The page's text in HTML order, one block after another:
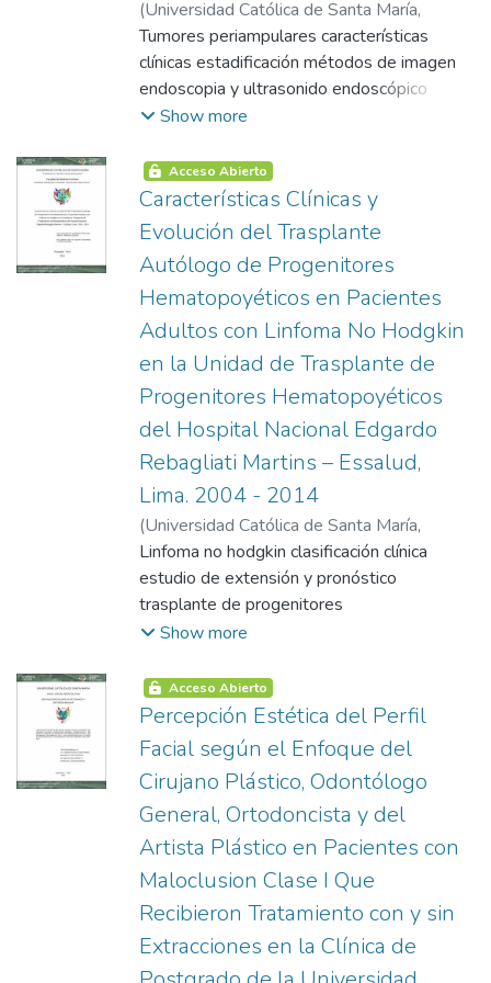
informatografia, así como los Anexos
correspondientes.
reacciones alérgicas manejo odontológico
en reacciones alérgicas complicaciones en
reacciones alérgicas factores de riesgo en
malformaciones congénitas tipos de
malformaciones congénitas malformaciones
de la anestesia general periodos y planos
anestésicos evaluación preoperatoria del
paciente agentes anestésicos generales
anestésicos generales inhalatorios agentes
anestésicos parenterales
(Universidad Católica de Santa María,
2015-01-07)Nuñez Pacheco, Renzo Omar
Tumores periampulares características
clínicas estadificación métodos de imagen
endoscopia y ultrasonido endoscópico
tomografía computada multidetector
colangiopancreatografía dificultades para el
diagnóstico carcinoma ampular carcinoma
pancreático carcinomas del conducto biliar
inferiorcolangiocarcinoma carcinoma
duodenal periampular duodeno
pancreatectomia cefálica : cirugía de
Whipple resección pancreática
reconstrucción pancreática
Show more
Acceso Abierto
Características Clínicas y
Evolución del Trasplante
Autólogo de Progenitores
Hematopoyéticos en Pacientes
Adultos con Linfoma No Hodgkin
en la Unidad de Trasplante de
Progenitores Hematopoyéticos
del Hospital Nacional Edgardo
Rebagliati Martins – Essalud,
Lima. 2004 - 2014
(Universidad Católica de Santa María,
2015-01-07)Mendoza Quispe, Magali
Linfoma no hodgkin clasificación clínica
estudio de extensión y pronóstico
trasplante de progenitores
hematopoyeticos conceptos de referencia
hematopoyéticos autólogo trasplante de
progenitores hematopoyéticos alogénico
indicaciones de tph autologo régimen de
acondicionamiento empleado según
patologías infecciones en el paciente
sometido a tph
Show more
Acceso Abierto
Percepción Estética del Perfil
Facial según el Enfoque del
Cirujano Plástico, Odontólogo
General, Ortodoncista y del
Artista Plástico en Pacientes con
Maloclusion Clase I Que
Recibieron Tratamiento con y sin
Extracciones en la Clínica de